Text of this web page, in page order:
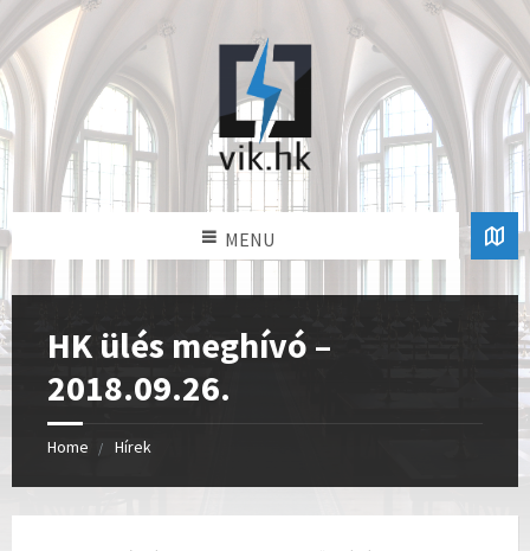
MENU
HK ülés meghívó –
2018.09.26.
Home Hírek